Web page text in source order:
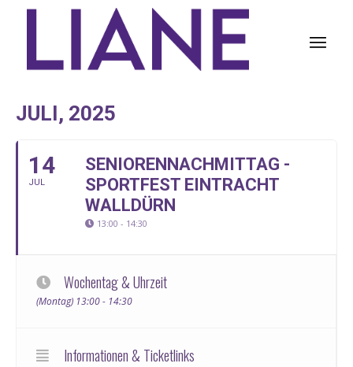
JULI, 2025
14
JUL
SENIORENNACHMITTAG -
SPORTFEST EINTRACHT
WALLDÜRN
13:00 - 14:30
Wochentag & Uhrzeit
(Montag) 13:00 - 14:30
Informationen & Ticketlinks